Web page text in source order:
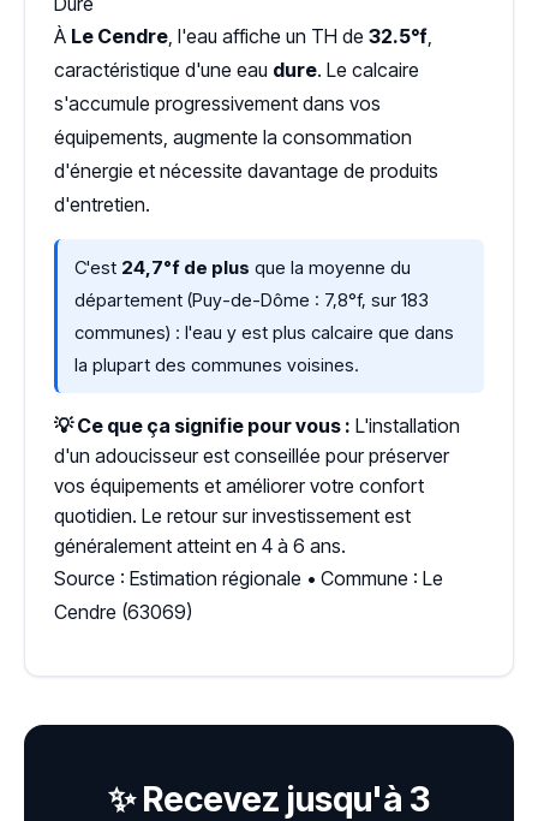
À Le Cendre, l'eau affiche un TH de 32.5°f,
caractéristique d'une eau dure. Le calcaire
s'accumule progressivement dans vos
équipements, augmente la consommation
d'énergie et nécessite davantage de produits
d'entretien.
C'est 24,7°f de plus que la moyenne du
département (Puy-de-Dôme : 7,8°f, sur 183
communes) : l'eau y est plus calcaire que dans
la plupart des communes voisines.
💡 Ce que ça signifie pour vous : L'installation
d'un adoucisseur est conseillée pour préserver
vos équipements et améliorer votre confort
quotidien. Le retour sur investissement est
généralement atteint en 4 à 6 ans.
Source : Estimation régionale • Commune : Le
Cendre (63069)
✨ Recevez jusqu'à 3